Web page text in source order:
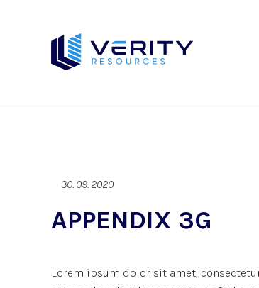
30. 09. 2020
APPENDIX 3G
Lorem ipsum dolor sit amet,